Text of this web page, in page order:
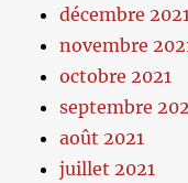
décembre
novembre
octobre 2021
septembre
août 2021
juillet 2021